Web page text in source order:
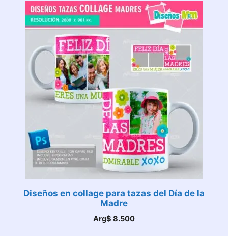
Diseños en collage para tazas del Día de la
Madre
Arg$ 8.500